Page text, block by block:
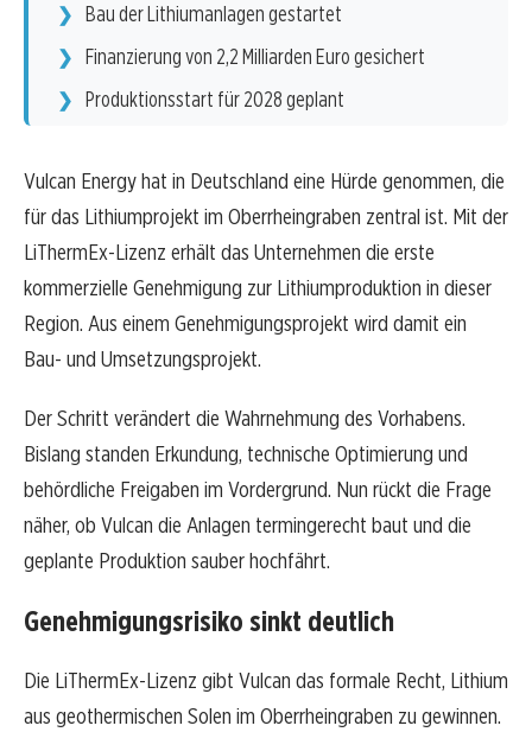
Bau der Lithiumanlagen gestartet
Finanzierung von 2,2 Milliarden Euro gesichert
Produktionsstart für 2028 geplant
Vulcan Energy hat in Deutschland eine Hürde genommen, die
für das Lithiumprojekt im Oberrheingraben zentral ist. Mit der
LiThermEx-Lizenz erhält das Unternehmen die erste
kommerzielle Genehmigung zur Lithiumproduktion in dieser
Region. Aus einem Genehmigungsprojekt wird damit ein
Bau- und Umsetzungsprojekt.
Der Schritt verändert die Wahrnehmung des Vorhabens.
Bislang standen Erkundung, technische Optimierung und
behördliche Freigaben im Vordergrund. Nun rückt die Frage
näher, ob Vulcan die Anlagen termingerecht baut und die
geplante Produktion sauber hochfährt.
Genehmigungsrisiko sinkt deutlich
Die LiThermEx-Lizenz gibt Vulcan das formale Recht, Lithium
aus geothermischen Solen im Oberrheingraben zu gewinnen.